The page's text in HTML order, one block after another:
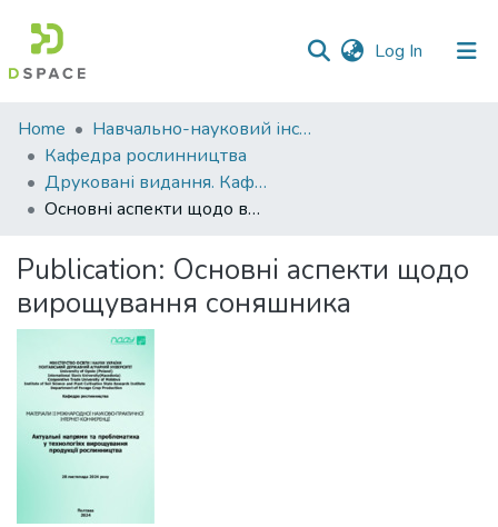
Log In (current)
Communities
&
Collections
Statistics
Home
Навчально-науковий інститут агротехнологій, селекції та екології
Кафедра рослинництва
Друковані видання. Кафедра рослинництва
Основні аспекти щодо вирощування соняшника
Publication: Основні аспекти щодо
вирощування соняшника